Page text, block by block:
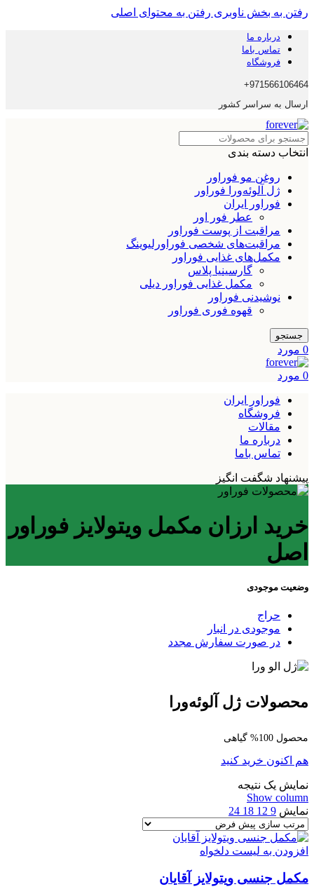
رفتن به بخش ناوبری رفتن به محتوای اصلی
درباره ما
تماس باما
فروشگاه
971566106464+
ارسال به سراسر کشور
انتخاب دسته بندی
روغن مو فوراور
ژل آلوئه‌ورا فوراور
فوراور ایران
عطر فور اور
مراقبت از پوست فوراور
مراقبت‌های شخصی فوراورلیوینگ
مکمل‌های غذایی فوراور
گارسینیا پلاس
مکمل غذایی فوراور دیلی
نوشیدنی فوراور
قهوه فوری فوراور
جستجو
0 مورد
0 مورد
فوراور ایران
فروشگاه
مقالات
درباره ما
تماس باما
پیشنهاد شگفت انگیز
خرید ارزان مکمل ویتولایز فوراور
اصل
وضعیت موجودی
حراج
موجودی در انبار
در صورت سفارش مجدد
محصولات ژل آلوئه‌ورا
محصول 100% گیاهی
هم اکنون خرید کنید
نمایش یک نتیجه
Show column
نمایش 9
12
18
24
افزودن به لیست دلخواه
مکمل جنسی ویتولایز آقایان